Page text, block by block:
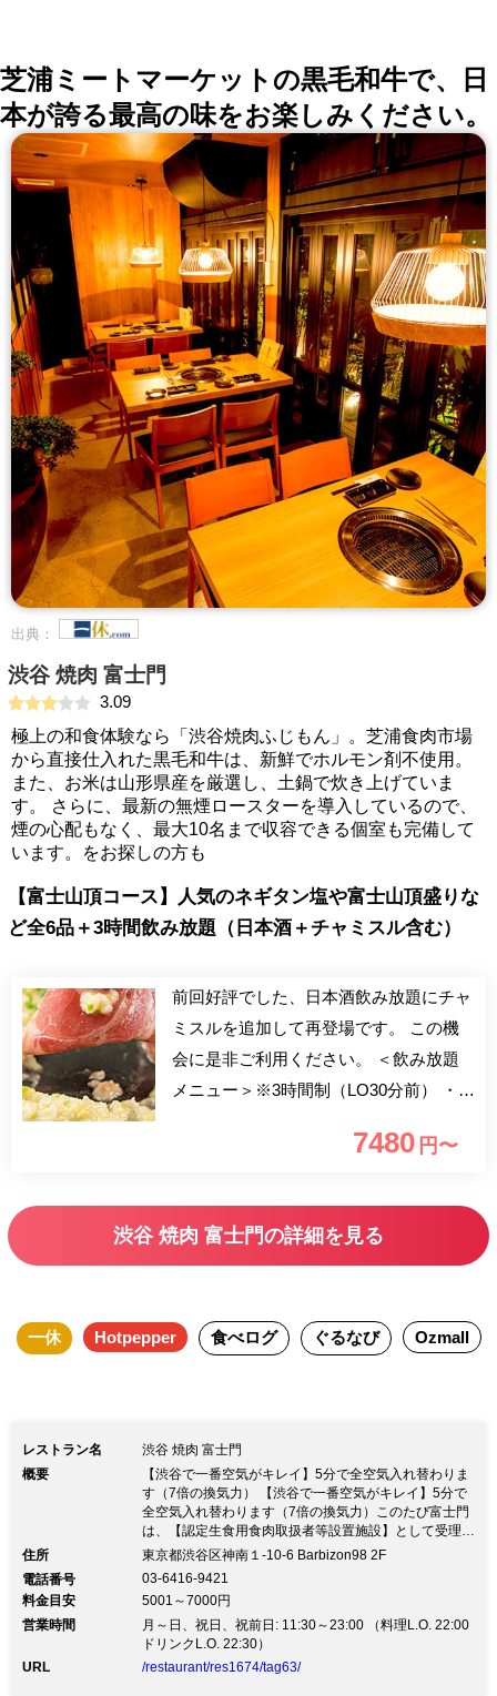
数のご相談がございましたらお気軽にお問合せくださ
い。
芝浦ミートマーケットの黒毛和牛で、日
本が誇る最高の味をお楽しみください。
出典：
渋谷 焼肉 富士門
3.09
極上の和食体験なら「渋谷焼肉ふじもん」。芝浦食肉市場
から直接仕入れた黒毛和牛は、新鮮でホルモン剤不使用。
また、お米は山形県産を厳選し、土鍋で炊き上げていま
す。 さらに、最新の無煙ロースターを導入しているので、
煙の心配もなく、最大10名まで収容できる個室も完備して
います。をお探しの方も
【富士山頂コース】人気のネギタン塩や富士山頂盛りな
ど全6品＋3時間飲み放題（日本酒＋チャミスル含む）
前回好評でした、日本酒飲み放題にチャ
ミスルを追加して再登場です。 この機
会に是非ご利用ください。 ＜飲み放題
メニュー＞※3時間制（LO30分前） ・日
入れ状況により変動あります。 ・チャ
ト・スモモ） ・生ビール （プレミアム
ツァー・オペレーター） ・サワー （レ
ジャーハイボール・コークハイボール）
・カクテル （ジン・ウォッカ・カシ
ス・ピーチ・ライチ） ・ソフトドリン
ク （オレンジ・グレープフルーツ・ジ
ンジャーエール・コカコーラ・ウーロン
茶・緑茶・ジャスミン茶） 宴会や歓送
迎会におススメ！ この機会に是非ご利
7480 円〜
渋谷 焼肉 富士門の詳細を見る
一休 Hotpepper 食べログ ぐるなび Ozmall
レストラン名
渋谷 焼肉 富士門
概要
【渋谷で一番空気がキレイ】5分で全空気入れ替わりま
す（7倍の換気力） 【渋谷で一番空気がキレイ】5分で
全空気入れ替わります（7倍の換気力）このたび富士門
は、【認定生食用食肉取扱者等設置施設】として受理さ
れ、 安全で安心、新鮮な「和牛ユッケ」や「和牛刺
京食肉市場」からの国産黒毛和牛を使用。 ホルモンは
鮮度にこだわり、新鮮な状態の国産牛ホルモンのみご提
供しております。 お米にもこだわり、お米マイスター
推奨の山形県産「つや姫」を使用。 創業天保3年「伊賀
焼窯元 長谷園」の土鍋で炊き上げます。 炊きたてでふ
住所
東京都渋谷区神南１-10-6 Barbizon98 2F
電話番号
03-6416-9421
料金目安
5001～7000円
営業時間
月～日、祝日、祝前日: 11:30～23:00 （料理L.O. 22:00
ドリンクL.O. 22:30）
URL
/restaurant/res1674/tag63/